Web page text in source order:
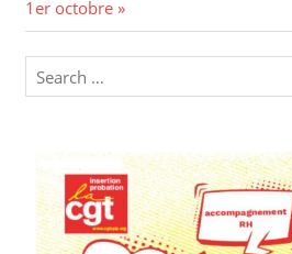
l’article
Post:
1er octobre